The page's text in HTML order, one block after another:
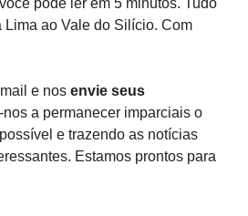
pode ler em 5 minutos. Tudo
Lima ao Vale do Silício. Com
e nos envie seus
nos a permanecer imparciais o
e trazendo as notícias
Estamos prontos para